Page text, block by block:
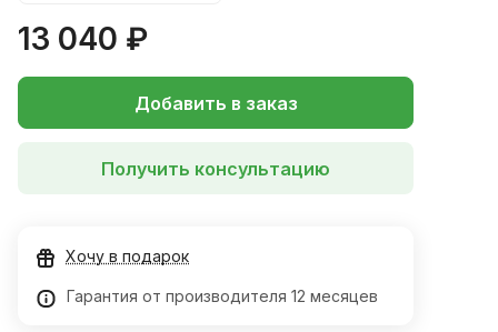
13 040 ₽
Добавить в заказ
Получить консультацию
Хочу в подарок
Гарантия от производителя 12 месяцев